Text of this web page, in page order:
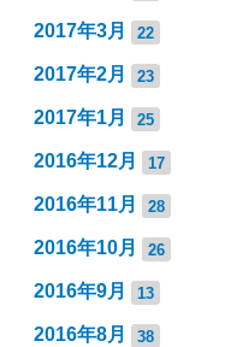
2017年3月 22
2017年2月 23
2017年1月 25
2016年12月 17
2016年11月 28
2016年10月 26
2016年9月 13
2016年8月 38